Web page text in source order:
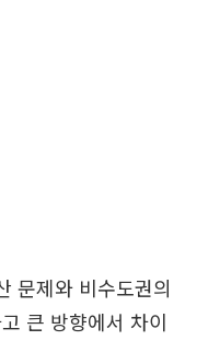
문제와 비수도권의
큰 방향에서 차이